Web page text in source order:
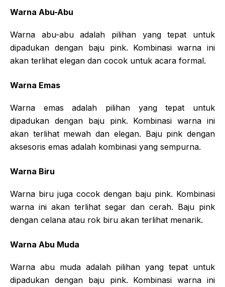
Warna Abu-Abu
Warna abu-abu adalah pilihan yang tepat untuk
dipadukan dengan baju pink. Kombinasi warna ini
akan terlihat elegan dan cocok untuk acara formal.
Warna Emas
Warna emas adalah pilihan yang tepat untuk
dipadukan dengan baju pink. Kombinasi warna ini
akan terlihat mewah dan elegan. Baju pink dengan
aksesoris emas adalah kombinasi yang sempurna.
Warna Biru
Warna biru juga cocok dengan baju pink. Kombinasi
warna ini akan terlihat segar dan cerah. Baju pink
dengan celana atau rok biru akan terlihat menarik.
Warna Abu Muda
Warna abu muda adalah pilihan yang tepat untuk
dipadukan dengan baju pink. Kombinasi warna ini